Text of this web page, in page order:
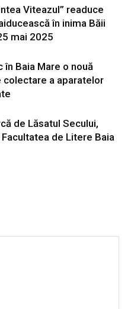
Viteazul” readuce
în inima Băii
mai 2025
în Baia Mare o nouă
colectare a aparatelor
de Lăsatul Secului,
de Litere Baia